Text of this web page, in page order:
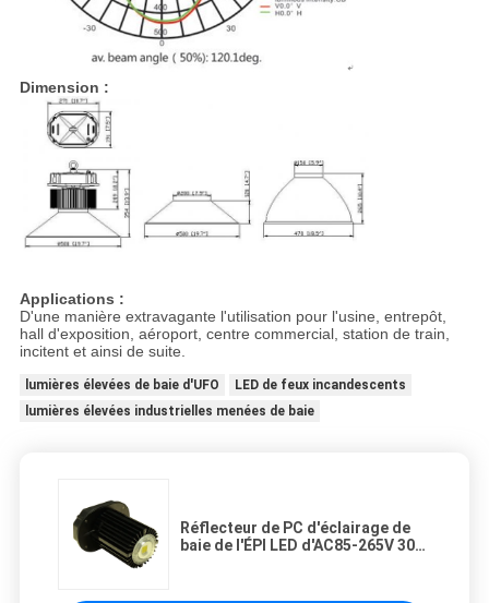
Dimension :
Applications :
D'une manière extravagante l'utilisation pour l'usine, entrepôt,
hall d'exposition, aéroport, centre commercial, station de train,
incitent et ainsi de suite.
lumières élevées de baie d'UFO
LED de feux incandescents
lumières élevées industrielles menées de baie
Réflecteur de PC d'éclairage de
baie de l'ÉPI LED d'AC85-265V 30W